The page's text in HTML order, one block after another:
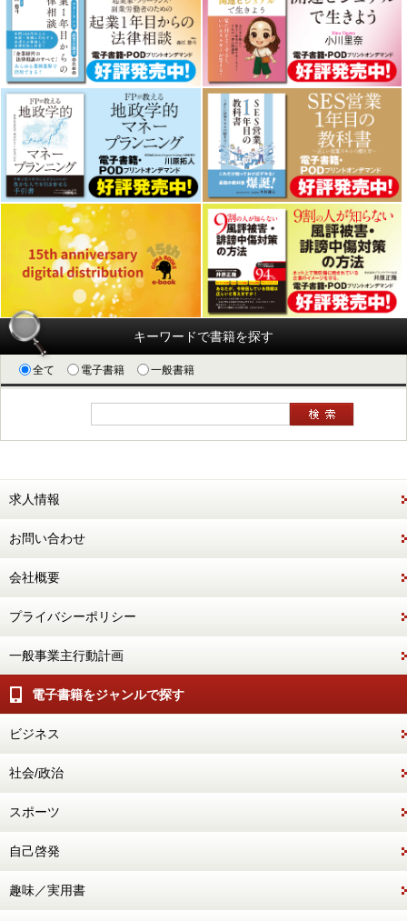
キーワードで書籍を探す
全て 電子書籍 一般書籍
求人情報
お問い合わせ
会社概要
プライバシーポリシー
一般事業主行動計画
電子書籍をジャンルで探す
ビジネス
社会/政治
スポーツ
自己啓発
趣味／実用書